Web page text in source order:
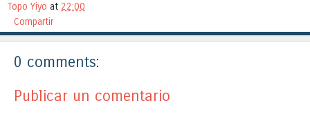
Topo Yiyo at 22:00
Compartir
0 comments:
Publicar un comentario